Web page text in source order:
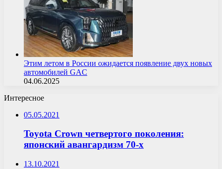
Этим летом в России ожидается появление двух новых
автомобилей GAC
04.06.2025
Интересное
05.05.2021
Toyota Crown четвертого поколения:
японский авангардизм 70-х
13.10.2021